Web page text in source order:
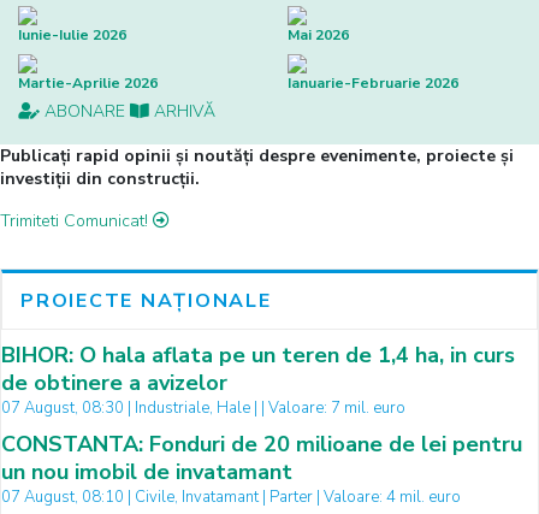
Iunie-Iulie 2026 Mai 2026
Martie-Aprilie 2026 Ianuarie-Februarie 2026
ABONARE
ARHIVĂ
Publicați rapid opinii și noutăți despre evenimente, proiecte și
investiții din construcții.
Trimiteti Comunicat!
PROIECTE NAȚIONALE
BIHOR: O hala aflata pe un teren de 1,4 ha, in curs
de obtinere a avizelor
07 August, 08:30 | Industriale, Hale | | Valoare: 7 mil. euro
CONSTANTA: Fonduri de 20 milioane de lei pentru
un nou imobil de invatamant
07 August, 08:10 | Civile, Invatamant | Parter | Valoare: 4 mil. euro